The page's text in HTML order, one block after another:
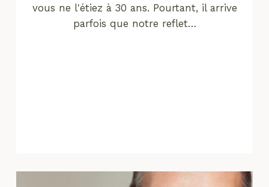
vous ne l'étiez à 30 ans. Pourtant, il arrive
parfois que notre reflet…